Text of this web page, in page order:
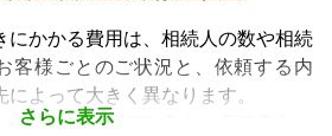
。専門家選びでお困りの方は、まず
依頼からお問合せください。
を大幅に減らすことができます。
せたい場合は行政書士、相続税申告
の検討は税理士、相続人の間で争い
になっている場合は弁護士というよ
に頼むのがベストです。
さらに表示
にかかる費用は、相続人の数や相続
客様ごとのご状況と、依頼する内
によって大きく異なります。
価格として、行政書士に戸籍収集を